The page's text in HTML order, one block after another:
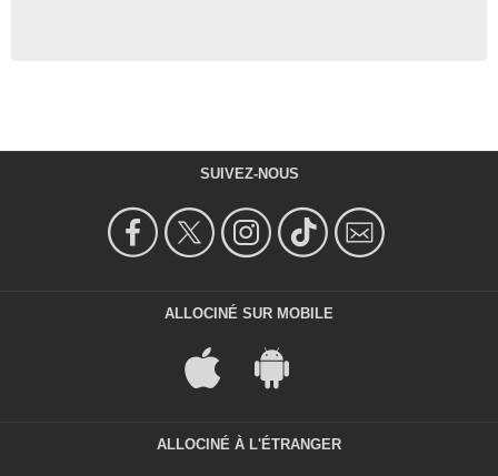
SUIVEZ-NOUS
ALLOCINÉ SUR MOBILE
ALLOCINÉ À L'ÉTRANGER